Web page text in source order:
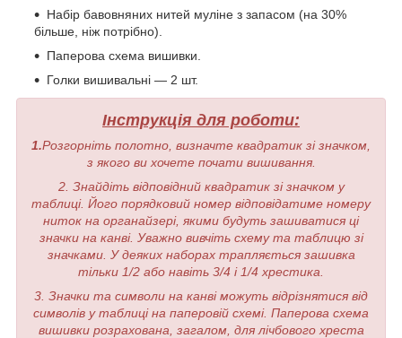
Набір бавовняних нитей муліне з запасом (на 30%
більше, ніж потрібно).
Паперова схема вишивки.
Голки вишивальні — 2 шт.
Інструкція для роботи:
1.Розгорніть полотно, визначте квадратик зі значком,
з якого ви хочете почати вишивання.
2. Знайдіть відповідний квадратик зі значком у
таблиці. Його порядковий номер відповідатиме номеру
ниток на органайзері, якими будуть зашиватися ці
значки на канві. Уважно вивчіть схему та таблицю зі
значками. У деяких наборах трапляється зашивка
тільки 1/2 або навіть 3/4 і 1/4 хрестика.
3. Значки та символи на канві можуть відрізнятися від
символів у таблиці на паперовій схемі. Паперова схема
вишивки розрахована, загалом, для лічбового хреста